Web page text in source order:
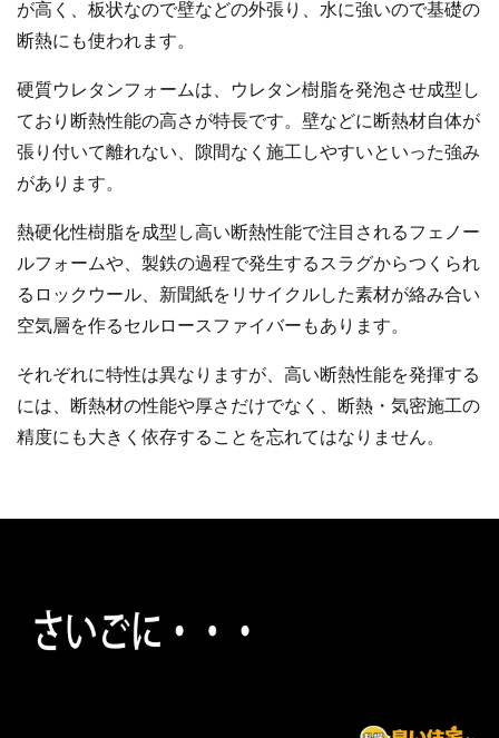
が高く、板状なので壁などの外張り、水に強いので基礎の
断熱にも使われます。
硬質ウレタンフォームは、ウレタン樹脂を発泡させ成型し
ており断熱性能の高さが特長です。壁などに断熱材自体が
張り付いて離れない、隙間なく施工しやすいといった強み
があります。
熱硬化性樹脂を成型し高い断熱性能で注目されるフェノー
ルフォームや、製鉄の過程で発生するスラグからつくられ
るロックウール、新聞紙をリサイクルした素材が絡み合い
空気層を作るセルロースファイバーもあります。
それぞれに特性は異なりますが、高い断熱性能を発揮する
には、断熱材の性能や厚さだけでなく、断熱・気密施工の
精度にも大きく依存することを忘れてはなりません。